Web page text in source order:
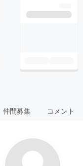
仲間募集 コメント